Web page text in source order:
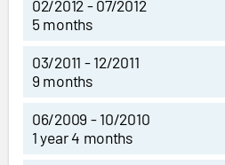
02/2012 - 07/2012
5 months
03/2011 - 12/2011
9 months
06/2009 - 10/2010
1 year 4 months